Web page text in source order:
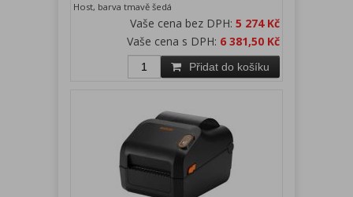
Host, barva tmavě šedá
Vaše cena bez DPH: 5 274 Kč
Vaše cena s DPH: 6 381,50 Kč
Přidat do košíku